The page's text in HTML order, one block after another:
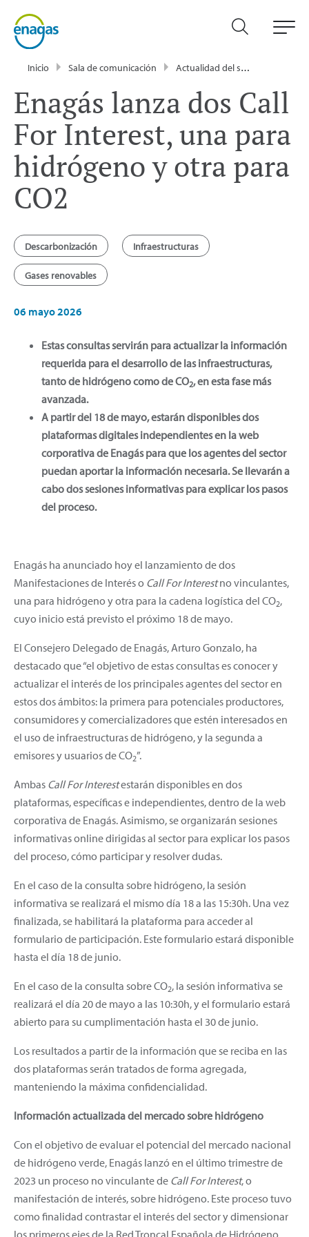
Inicio Sala de comunicación Actualidad del sector energético - Enagás
Enagás lanza dos Call
For Interest, una para
hidrógeno y otra para
CO2
Descarbonización Infraestructuras
Gases renovables
06 mayo 2026
Estas consultas servirán para actualizar la información
requerida para el desarrollo de las infraestructuras,
tanto de hidrógeno como de CO2, en esta fase más
avanzada.
A partir del 18 de mayo, estarán disponibles dos
plataformas digitales independientes en la web
corporativa de Enagás para que los agentes del sector
puedan aportar la información necesaria. Se llevarán a
cabo dos sesiones informativas para explicar los pasos
del proceso.
Enagás ha anunciado hoy el lanzamiento de dos
Manifestaciones de Interés o Call For Interestno vinculantes,
una para hidrógeno y otra para la cadena logística del CO2,
cuyo inicio está previsto el próximo 18 de mayo.
El Consejero Delegado de Enagás, Arturo Gonzalo, ha
destacado que “el objetivo de estas consultas es conocer y
actualizar el interés de los principales agentes del sector en
estos dos ámbitos: la primera para potenciales productores,
consumidores y comercializadores que estén interesados en
el uso de infraestructuras de hidrógeno, y la segunda a
emisores y usuarios de CO2”.
Ambas Call For Interestestarán disponibles en dos
plataformas, específicas e independientes, dentro de la web
corporativa de Enagás. Asimismo, se organizarán sesiones
informativas online dirigidas al sector para explicar los pasos
del proceso, cómo participar y resolver dudas.
En el caso de la consulta sobre hidrógeno, la sesión
informativa se realizará el mismo día 18 a las 15:30h. Una vez
finalizada, se habilitará la plataforma para acceder al
formulario de participación. Este formulario estará disponible
hasta el día 18 de junio.
En el caso de la consulta sobre CO2, la sesión informativa se
realizará el día 20 de mayo a las 10:30h, y el formulario estará
abierto para su cumplimentación hasta el 30 de junio.
Los resultados a partir de la información que se reciba en las
dos plataformas serán tratados de forma agregada,
manteniendo la máxima confidencialidad.
Información actualizada del mercado sobre hidrógeno
Con el objetivo de evaluar el potencial del mercado nacional
de hidrógeno verde, Enagás lanzó en el último trimestre de
2023 un proceso no vinculante de Call For Interest, o
manifestación de interés, sobre hidrógeno. Este proceso tuvo
como finalidad contrastar el interés del sector y dimensionar
los primeros ejes de la Red Troncal Española de Hidrógeno.